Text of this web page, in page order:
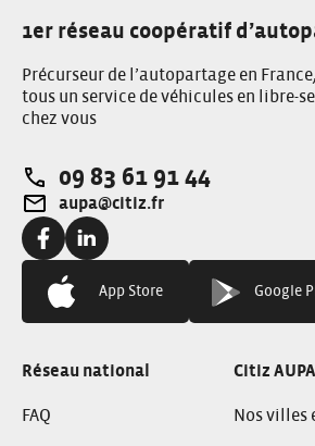
1er réseau coopératif
Précurseur de l’autopartage en
tous un service de véhicules en libre-
chez vous
Téléphone:
09 83 61 91 44
Adresse e-mail:
aupa@citiz.fr
Facebook:Linkedin:
App Store Google
Réseau national
FAQ
Citiz AUPA
Nos villes